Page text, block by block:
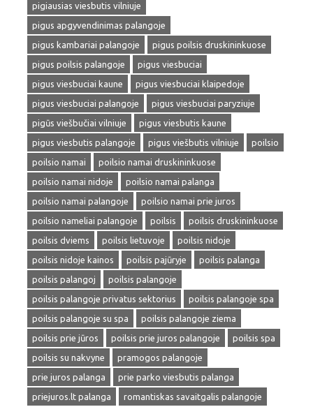
pigiausias viesbutis vilniuje
pigus apgyvendinimas palangoje
pigus kambariai palangoje
pigus poilsis druskininkuose
pigus poilsis palangoje
pigus viesbuciai
pigus viesbuciai kaune
pigus viesbuciai klaipedoje
pigus viesbuciai palangoje
pigus viesbuciai paryziuje
pigūs viešbučiai vilniuje
pigus viesbutis kaune
pigus viesbutis palangoje
pigus viešbutis vilniuje
poilsio
poilsio namai
poilsio namai druskininkuose
poilsio namai nidoje
poilsio namai palanga
poilsio namai palangoje
poilsio namai prie juros
poilsio nameliai palangoje
poilsis
poilsis druskininkuose
poilsis dviems
poilsis lietuvoje
poilsis nidoje
poilsis nidoje kainos
poilsis pajūryje
poilsis palanga
poilsis palangoj
poilsis palangoje
poilsis palangoje privatus sektorius
poilsis palangoje spa
poilsis palangoje su spa
poilsis palangoje ziema
poilsis prie jūros
poilsis prie juros palangoje
poilsis spa
poilsis su nakvyne
pramogos palangoje
prie juros palanga
prie parko viesbutis palanga
priejuros.lt palanga
romantiskas savaitgalis palangoje